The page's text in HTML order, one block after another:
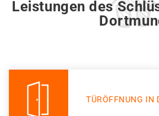
Leistungen des
TÜRÖFFNUNG IN